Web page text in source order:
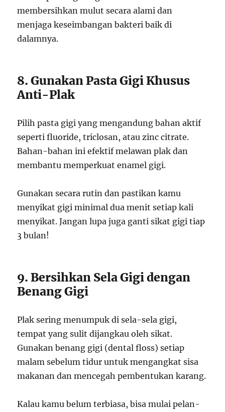
membersihkan mulut secara alami dan
menjaga keseimbangan bakteri baik di
dalamnya.
8. Gunakan Pasta Gigi Khusus
Anti-Plak
Pilih pasta gigi yang mengandung bahan aktif
seperti fluoride, triclosan, atau zinc citrate.
Bahan-bahan ini efektif melawan plak dan
membantu memperkuat enamel gigi.
Gunakan secara rutin dan pastikan kamu
menyikat gigi minimal dua menit setiap kali
menyikat. Jangan lupa juga ganti sikat gigi tiap
3 bulan!
9. Bersihkan Sela Gigi dengan
Benang Gigi
Plak sering menumpuk di sela-sela gigi,
tempat yang sulit dijangkau oleh sikat.
Gunakan benang gigi (dental floss) setiap
malam sebelum tidur untuk mengangkat sisa
makanan dan mencegah pembentukan karang.
Kalau kamu belum terbiasa, bisa mulai pelan-